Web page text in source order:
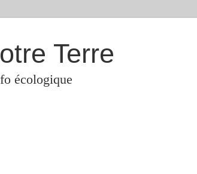
Terre
écologique